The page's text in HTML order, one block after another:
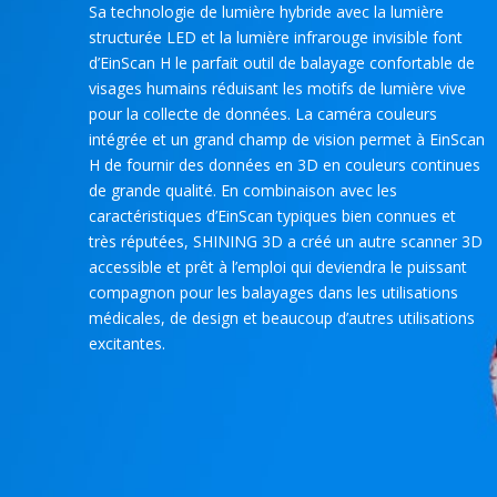
Sa technologie de lumière hybride avec la lumière
structurée LED et la lumière infrarouge invisible font
d’EinScan H le parfait outil de balayage confortable de
visages humains réduisant les motifs de lumière vive
pour la collecte de données. La caméra couleurs
intégrée et un grand champ de vision permet à EinScan
H de fournir des données en 3D en couleurs continues
de grande qualité. En combinaison avec les
caractéristiques d’EinScan typiques bien connues et
très réputées, SHINING 3D a créé un autre scanner 3D
accessible et prêt à l’emploi qui deviendra le puissant
compagnon pour les balayages dans les utilisations
médicales, de design et beaucoup d’autres utilisations
excitantes.